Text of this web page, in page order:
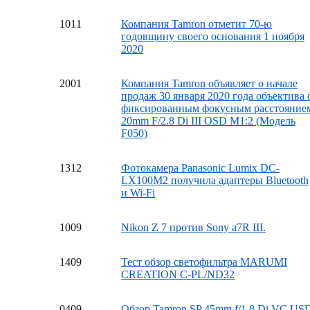
1011
Компания Tamron отметит 70-ю
годовщину своего основания 1 ноября
2020
2001
Компания Tamron объявляет о начале
продаж 30 января 2020 года объектива
фиксированным фокусным
20mm F/2.8 Di III OSD M1:2 (Модель
F050)
1312
Фотокамера Panasonic Lumix DC-
LX100M2 получила адаптеры Bluetooth
и Wi-Fi
1009 Nikon Z 7 против Sony a7R III.
1409
Тест обзор светофильтра MARUMI
CREATION C-PL/ND32